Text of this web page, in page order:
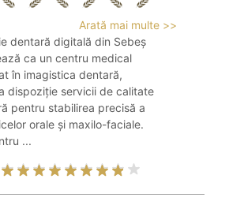
Arată mai multe >>
dentară digitală din Sebeș
ca un centru medical
în imagistica dentară,
dispoziție servicii de calitate
pentru stabilirea precisă a
orale și maxilo-faciale.
...